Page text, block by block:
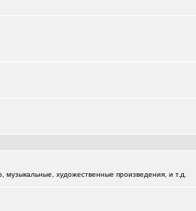
художественные произведения, и т.д.